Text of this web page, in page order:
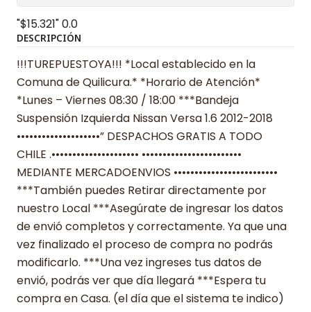
"$15.321"0.0
DESCRIPCIÓN
!!!TUREPUESTOYA!!! *Local establecido en la
Comuna de Quilicura.* *Horario de Atención*
*Lunes – Viernes 08:30 / 18:00 ***Bandeja
Suspensión Izquierda Nissan Versa 1.6 2012-2018
••••••••••••••••••••” DESPACHOS GRATIS A TODO
CHILE .••••••••••••••••••••• ••••••••••••••••••••••••
MEDIANTE MERCADOENVIOS •••••••••••••••••••••••••
***También puedes Retirar directamente por
nuestro Local ***Asegúrate de ingresar los datos
de envió completos y correctamente. Ya que una
vez finalizado el proceso de compra no podrás
modificarlo. ***Una vez ingreses tus datos de
envió, podrás ver que día llegará ***Espera tu
compra en Casa. (el día que el sistema te indico)